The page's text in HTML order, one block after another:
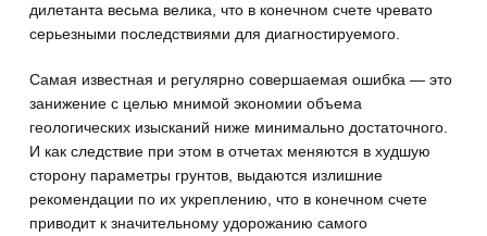
дилетанта весьма велика, что в конечном счете чревато
серьезными последствиями для диагностируемого.
Самая известная и регулярно совершаемая ошибка — это
занижение с целью мнимой экономии объема
геологических изысканий ниже минимально достаточного.
И как следствие при этом в отчетах меняются в худшую
сторону параметры грунтов, выдаются излишние
рекомендации по их укреплению, что в конечном счете
приводит к значительному удорожанию самого